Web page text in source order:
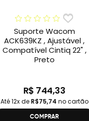
Suporte Wacom
ACK639KZ , Ajustável ,
Compatível Cintiq 22" ,
Preto
R$ 744,33
Até 12x de R$75,74 no cartão
COMPRAR